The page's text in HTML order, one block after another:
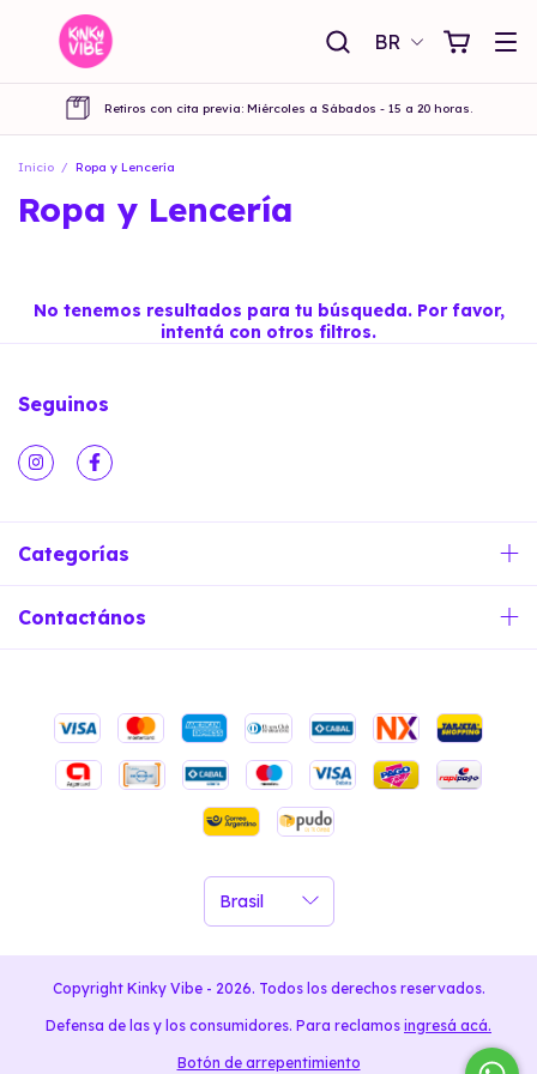
BR
Retiros con cita previa: Miércoles a Sábados - 15 a 20 horas.
Inicio / Ropa y Lencería
Ropa y Lencería
No tenemos resultados para tu búsqueda. Por favor,
intentá con otros filtros.
Seguinos
Categorías
Contactános
Copyright Kinky Vibe - 2026. Todos los derechos reservados.
Defensa de las y los consumidores. Para reclamos ingresá acá.
Botón de arrepentimiento